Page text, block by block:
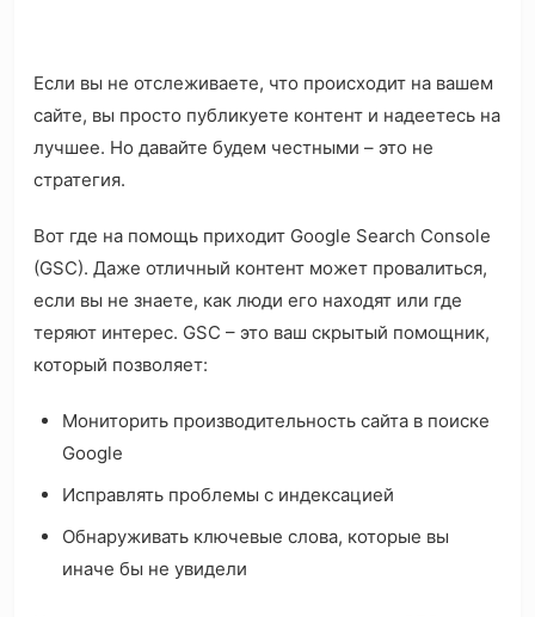
Если вы не отслеживаете, что происходит на вашем
сайте, вы просто публикуете контент и надеетесь на
лучшее. Но давайте будем честными – это не
стратегия.
Вот где на помощь приходит Google Search Console
(GSC). Даже отличный контент может провалиться,
если вы не знаете, как люди его находят или где
теряют интерес. GSC – это ваш скрытый помощник,
который позволяет:
Мониторить производительность сайта в поиске
Google
Исправлять проблемы с индексацией
Обнаруживать ключевые слова, которые вы
иначе бы не увидели